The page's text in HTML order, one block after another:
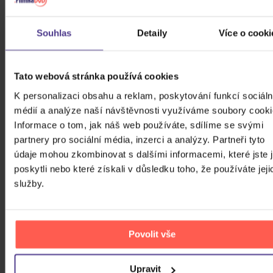
Souhlas Detaily Více o
Tato webová stránka používá cookies
K personalizaci obsahu a reklam, poskytování funkcí
médií a analýze naší návštěvnosti využíváme soubory
Informace o tom, jak náš web používáte, sdílíme se svými
partnery pro sociální média, inzerci a analýzy. Partneři tyto
údaje mohou zkombinovat s dalšími informacemi, které jste
poskytli nebo které získali v důsledku toho, že používáte
služby.
Povolit vše
Upravit
Vinyl Edition)
Vinyl
Skladem
FILTRY
Cena